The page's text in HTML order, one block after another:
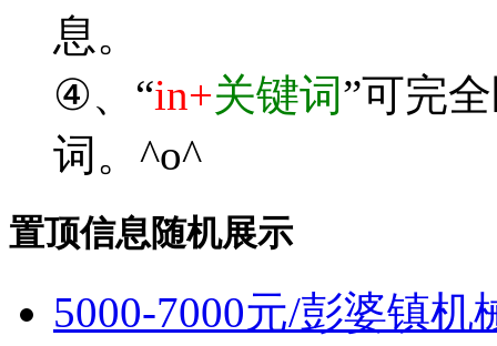
息。
④、“in+关键词”可完
词。^o^
置顶信息随机展示
5000-7000元/彭婆镇